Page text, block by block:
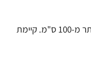
לא הותקן כלל מעקה בחצר באזור אחורי שם קיים הפרש מפלסים בין חלקי החצר/מבנה בשיעור יותר מ-100 ס"מ. קיימת